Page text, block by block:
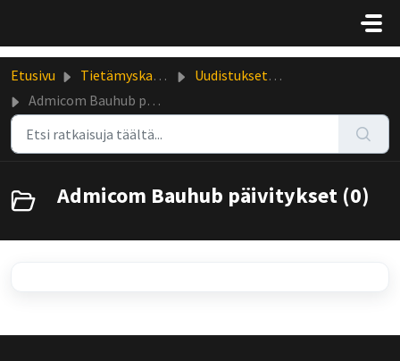
Etusivu Tietämyskanta
Uudistukset ja päivitykset
Admicom Bauhub päivitykset
Admicom Bauhub päivitykset (0)